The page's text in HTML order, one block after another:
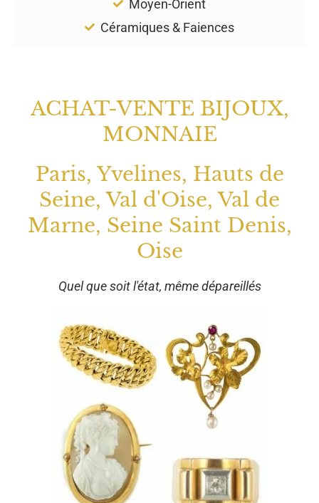
Moyen-Orient
Céramiques & Faiences
ACHAT-VENTE BIJOUX,
MONNAIE
Paris, Yvelines, Hauts de
Seine, Val d'Oise, Val de
Marne, Seine Saint Denis,
Oise
Quel que soit l'état, même dépareillés